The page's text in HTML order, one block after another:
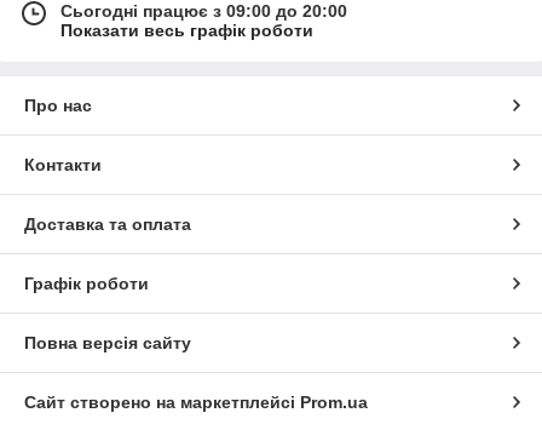
Сьогодні працює з 09:00 до 20:00
Показати весь графік роботи
Про нас
Контакти
Доставка та оплата
Графік роботи
Повна версія сайту
Сайт створено на маркетплейсі Prom.ua